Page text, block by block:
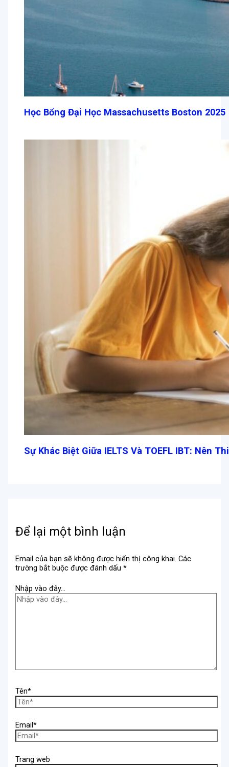
Học Bổng Đại Học Massachusetts Boston 2025
Sự Khác Biệt Giữa IELTS Và TOEFL IBT: Nên
Để lại một bình luận
Email của bạn sẽ không được hiển thị công khai. Các
trường bắt buộc được đánh dấu*
Nhập vào đây...
Tên*
Email*
Trang web